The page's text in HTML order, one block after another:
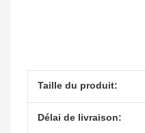
Taille du produit:
Délai de livraison: